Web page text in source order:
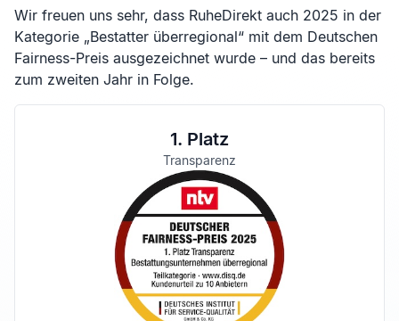
Wir freuen uns sehr, dass RuheDirekt auch 2025 in der
Kategorie „Bestatter überregional“ mit dem Deutschen
Fairness-Preis ausgezeichnet wurde – und das bereits
zum zweiten Jahr in Folge.
1. Platz
Transparenz